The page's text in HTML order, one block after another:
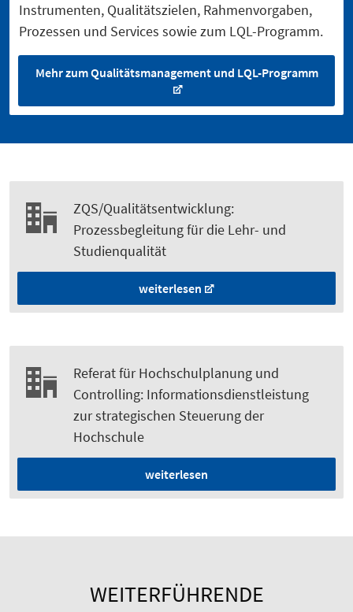
Instrumenten, Qualitätszielen, Rahmenvorgaben,
Prozessen und Services sowie zum LQL-Programm.
Mehr zum Qualitätsmanagement und LQL-Programm
ZQS/Qualitätsentwicklung:
Prozessbegleitung für die Lehr- und
Studienqualität
weiterlesen
Referat für Hochschulplanung und
Controlling: Informationsdienstleistung
zur strategischen Steuerung der
Hochschule
weiterlesen
WEITERFÜHRENDE